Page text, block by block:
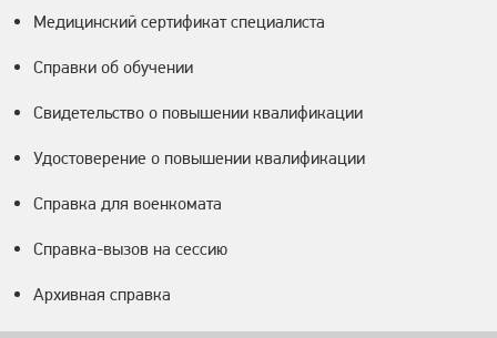
Медицинский сертификат специалиста
Справки об обучении
Свидетельство о повышении квалификации
Удостоверение о повышении квалификации
Справка для военкомата
Справка-вызов на сессию
Архивная справка